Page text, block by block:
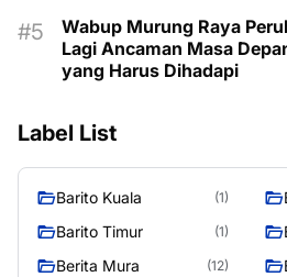
Wabup Murung Raya
Lagi Ancaman Masa
yang Harus Dihadapi
Label List
Barito Kuala (1)
Barito Timur (1)
Berita Mura (12)